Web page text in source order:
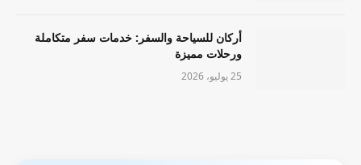
أركان للسياحة والسفر: خدمات سفر متكاملة
ورحلات مميزة
25 يوليو، 2026